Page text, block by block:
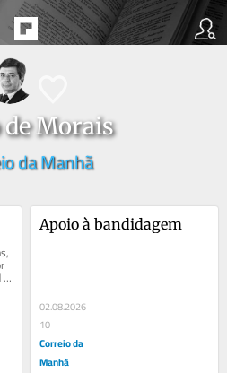
de Morais
da Manhã
Apoio à bandidagem
02.08.2026
10
Correio da
Manhã